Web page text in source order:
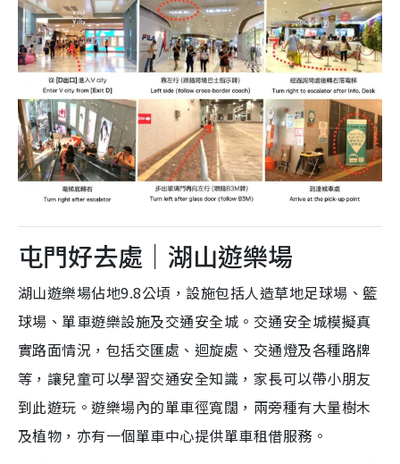
屯門好去處｜湖山遊樂場
湖山遊樂場佔地9.8公頃，設施包括人造草地足球場、籃
球場、單車遊樂設施及交通安全城。交通安全城模擬真
實路面情況，包括交匯處、迴旋處、交通燈及各種路牌
等，讓兒童可以學習交通安全知識，家長可以帶小朋友
到此遊玩。遊樂場內的單車徑寬闊，兩旁種有大量樹木
及植物，亦有一個單車中心提供單車租借服務。